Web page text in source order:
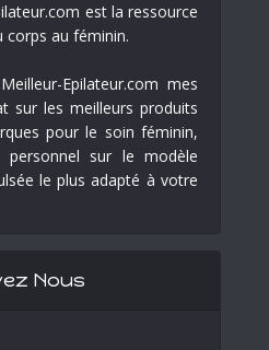
est la ressource
corps au féminin.
Epilateur.com mes
sur les meilleurs produits
pour le soin féminin,
sur le modèle
le plus adapté à votre
Nous